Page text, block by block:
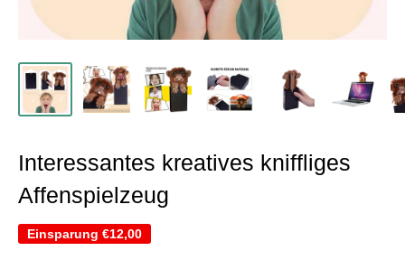
Interessantes kreatives kniffliges
Affenspielzeug
Einsparung €12,00